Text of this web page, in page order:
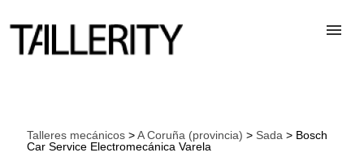
DESGUACES
Talleres mecánicos >A Coruña (provincia) > Sada > Bosch
Car Service Electromecánica Varela